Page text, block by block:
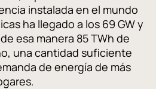
instalada en el mundo
ha llegado a los 69 GW y
esa manera 85 TWh de
una cantidad suficiente
de energía de más